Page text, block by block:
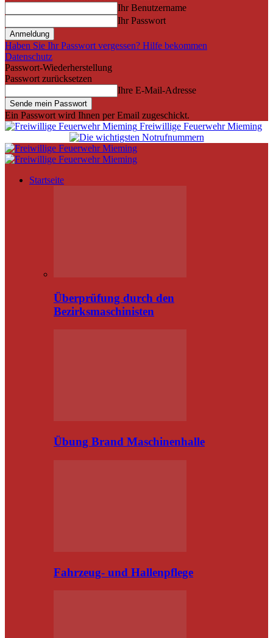
Ihr Benutzername
Ihr Passwort
Haben Sie Ihr Passwort vergessen? Hilfe bekommen
Datenschutz
Passwort-Wiederherstellung
Passwort zurücksetzen
Ihre E-Mail-Adresse
Ein Passwort wird Ihnen per Email zugeschickt.
Freiwillige Feuerwehr Mieming
Startseite
Überprüfung durch den
Bezirksmaschinisten
Übung Brand Maschinenhalle
Fahrzeug- und Hallenpflege